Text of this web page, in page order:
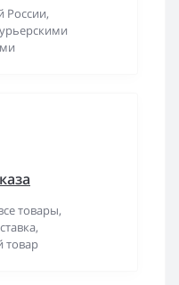
России,
товары,
товар